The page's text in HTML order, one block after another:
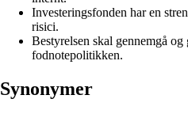
Investeringsfonden har en
risici.
Bestyrelsen skal gennemgå
fodnotepolitikken.
Synonymer